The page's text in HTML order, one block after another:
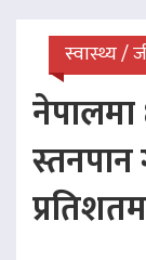
स्वास्थ्य /
नेपालमा